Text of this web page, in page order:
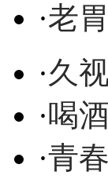
·老
·久
·喝
·青